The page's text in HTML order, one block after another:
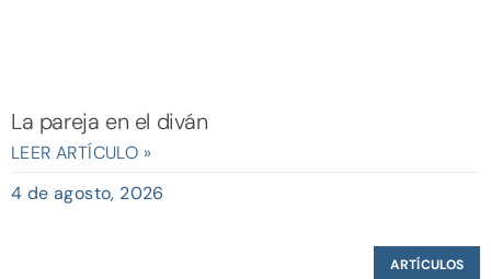
La pareja en el diván
LEER ARTÍCULO »
4 de agosto, 2026
ARTÍCULOS